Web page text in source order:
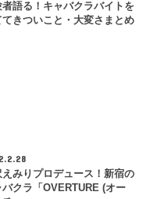
者語る！キャバクラバイトを
てきついこと・大変さまとめ
えみりプロデュース！新宿の
バクラ「OVERTURE (オー